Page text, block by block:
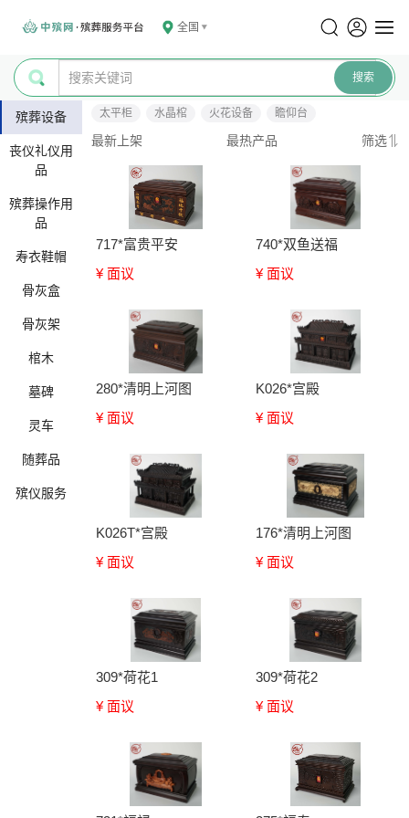
全国
殡葬设备
丧仪礼仪用
品
殡葬操作用
品
寿衣鞋帽
骨灰盒
骨灰架
棺木
墓碑
灵车
随葬品
殡仪服务
太平柜 水晶棺 火花设备 瞻仰台
最新上架 最热产品 筛选
717*富贵平安
¥ 面议
740*双鱼送福
¥ 面议
280*清明上河图
¥ 面议
K026*宫殿
¥ 面议
K026T*宫殿
¥ 面议
176*清明上河图
¥ 面议
309*荷花1
¥ 面议
309*荷花2
¥ 面议